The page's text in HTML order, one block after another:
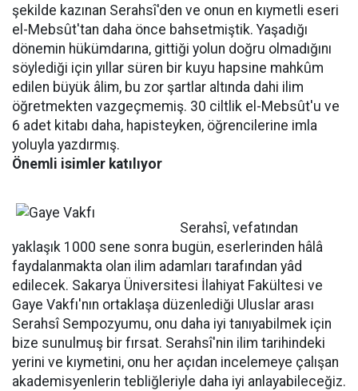
şekilde kazınan Serahsî'den ve onun en kıymetli eseri
el-Mebsût'tan daha önce bahsetmiştik. Yaşadığı
dönemin hükümdarına, gittiği yolun doğru olmadığını
söylediği için yıllar süren bir kuyu hapsine mahkûm
edilen büyük âlim, bu zor şartlar altında dahi ilim
öğretmekten vazgeçmemiş. 30 ciltlik el-Mebsût'u ve
6 adet kitabı daha, hapisteyken, öğrencilerine imla
yoluyla yazdırmış.
Önemli isimler katılıyor
Serahsî, vefatından
yaklaşık 1000 sene sonra bugün, eserlerinden hâlâ
faydalanmakta olan ilim adamları tarafından yâd
edilecek. Sakarya Üniversitesi İlahiyat Fakültesi ve
Gaye Vakfı'nın ortaklaşa düzenlediği Uluslar arası
Serahsî Sempozyumu, onu daha iyi tanıyabilmek için
bize sunulmuş bir fırsat. Serahsî'nin ilim tarihindeki
yerini ve kıymetini, onu her açıdan incelemeye çalışan
akademisyenlerin tebliğleriyle daha iyi anlayabileceğiz.